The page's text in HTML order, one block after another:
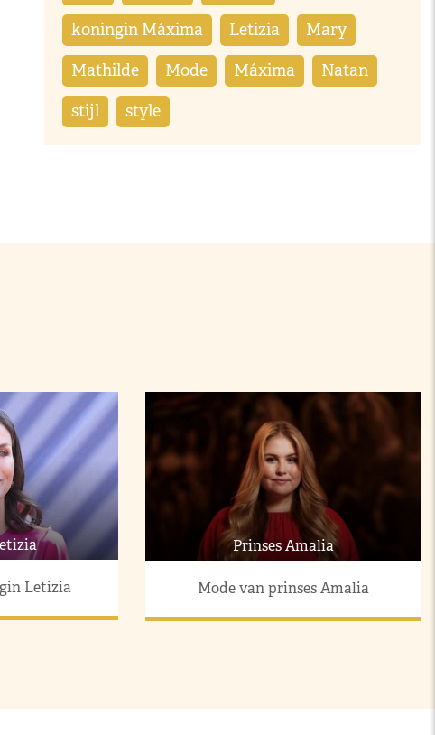
koningin Máxima Letizia Mary
Mathilde Mode Máxima Natan
stijl style
Letizia
Prinses Amalia
Mode van prinses Amalia